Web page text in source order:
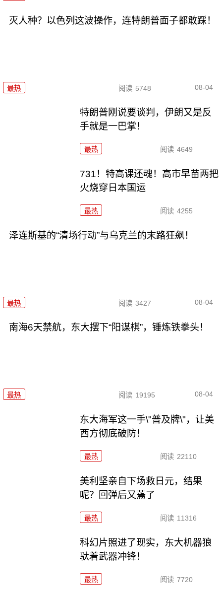
灭人种？以色列这波操作，连特朗普面子都敢踩！
最热 阅读 5748 08-04
特朗普刚说要谈判，伊朗又是反
手就是一巴掌！
最热 阅读 4649
731！特高课还魂！高市早苗两把
火烧穿日本国运
最热 阅读 4255
泽连斯基的“清场行动”与乌克兰的末路狂飙！
最热 阅读 3427 08-04
南海6天禁航，东大摆下“阳谋棋”，锤炼铁拳头！
最热 阅读 19195 08-04
东大海军这一手\"普及牌\"，让美
西方彻底破防！
最热 阅读 22110
美利坚亲自下场救日元，结果
呢？回弹后又蔫了
最热 阅读 11316
科幻片照进了现实，东大机器狼
驮着武器冲锋！
最热 阅读 7720